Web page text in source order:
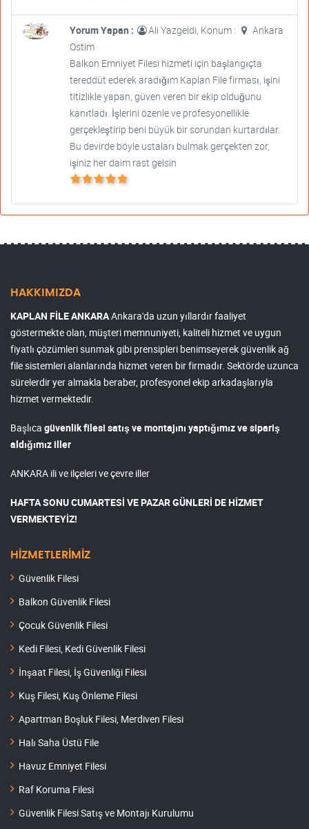
Yorum Yapan : Ali Yazgeldi, Konum :
Ankara
Ostim
Balkon Emniyet Filesi hizmeti için başlangıçta
tereddüt ederek aradığım Kaplan File firması, işini
titizlikle yapan, güven veren bir ekip olduğunu
kanıtladı. İşlerini özenle ve profesyonellikle
gerçekleştirip beni büyük bir sorundan kurtardılar.
Bu devirde böyle ustaları bulmak gerçekten zor,
işiniz her daim rast gelsin
HAKKIMIZDA
KAPLAN FİLE ANKARAAnkara'da uzun yıllardır faaliyet
göstermekte olan, müşteri memnuniyeti, kaliteli hizmet ve uygun
fiyatlı çözümleri sunmak gibi prensipleri benimseyerek güvenlik ağ
file sistemleri alanlarında hizmet veren bir firmadır. Sektörde uzunca
sürelerdir yer almakla beraber, profesyonel ekip arkadaşlarıyla
hizmet vermektedir.
Başlıca güvenlik filesi satış ve montajını yaptığımız ve sipariş
aldığımız iller
ANKARA ili ve ilçeleri ve çevre iller
HAFTA SONU CUMARTESİ VE PAZAR GÜNLERİ DE HİZMET
VERMEKTEYİZ!
HİZMETLERİMİZ
Güvenlik Filesi
Balkon Güvenlik Filesi
Çocuk Güvenlik Filesi
Kedi Filesi, Kedi Güvenlik Filesi
İnşaat Filesi, İş Güvenliği Filesi
Kuş Filesi, Kuş Önleme Filesi
Apartman Boşluk Filesi, Merdiven Filesi
Halı Saha Üstü File
Havuz Emniyet Filesi
Raf Koruma Filesi
Güvenlik Filesi Satış ve Montajı Kurulumu